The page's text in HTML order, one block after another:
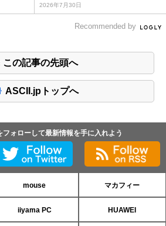
2026年7月30日
Recommended by
この記事の先頭へ
ASCII.jpトップへ
フォローして最新情報を手に入れよう
mouse マカフィー
iiyama PC HUAWEI